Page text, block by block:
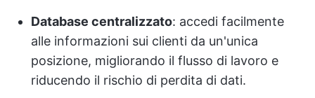
Database centralizzato: accedi facilmente
alle informazioni sui clienti da un'unica
posizione, migliorando il flusso di lavoro e
riducendo il rischio di perdita di dati.